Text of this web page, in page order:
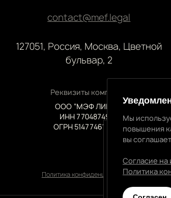
contact@mef.legal
127051, Россия, Москва, Цветной
бульвар, 2
Реквизиты компании
ООО “МЭФ ЛИГАЛ”
ИНН 7704874992
ОГРН 5147746145718
Политика конфиденциальности
Мы
качества
Мы
повышения
вы
Согласие на
Политика